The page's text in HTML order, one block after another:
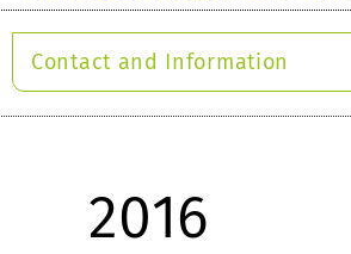
Contact and Information
2016